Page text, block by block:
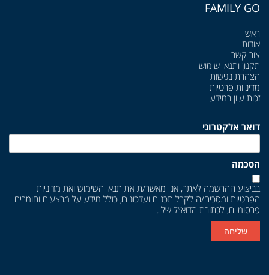
FAMILY GO
ראשי
אודות
צור קשר
תקנון ותנאי שימוש
הצהרת נגישות
מדיניות פרטיות
זכות עיון במידע
דואר אלקטרוני
הסכמה
בביצוע ההרשמה לאתר, אני מאשר/ת את תנאי השימוש ואת מדיניות
הפרטיות ומסכים/ה לקבל תכנים ועדכונים, כולל מידע על מבצעים וחומרים
פרסומיים, לכתובת הדוא״ל שלי.
שליחה